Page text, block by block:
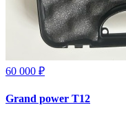
60 000 ₽
Grand power T12